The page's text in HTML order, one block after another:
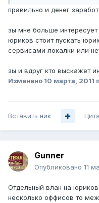
правильно и денег
зы мне больше
юриков стоит пускать
сервисами локалки или
зы и вдруг кто выскажет
Изменено 10 марта, 2011
Вставить ник
Gunner
Опубликовано 11
Отдельный влан на
несколько оффисов то